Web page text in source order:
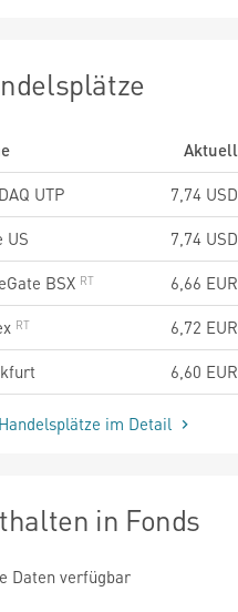
Aktuell
UTP
7,74 USD
US
7,74 USD
BSX
6,66 EUR
6,72 EUR
6,60 EUR
im Detail
in Fonds
Daten verfügbar